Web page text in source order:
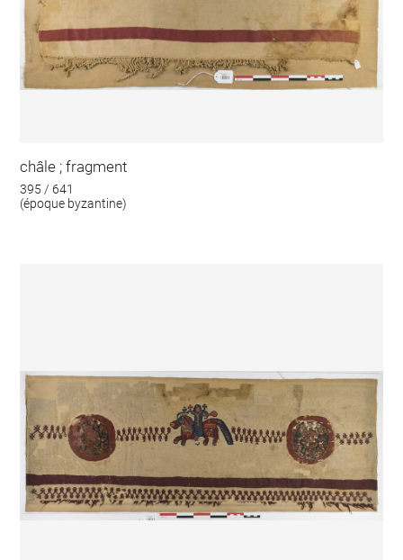
châle ; fragment
395 / 641
(époque byzantine)